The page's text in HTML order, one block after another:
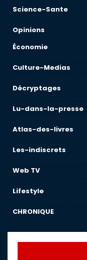
Science-Sante
Opinions
Économie
Culture-Medias
Décryptages
Lu-dans-la-presse
Atlas-des-livres
Les-indiscrets
Web TV
Lifestyle
CHRONIQUE